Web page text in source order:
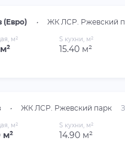
(Евро) • ЖК ЛСР. Ржевский
м² S кухни, м²
15.40 м²
• ЖК ЛСР. Ржевский парк
м²
м²
S кухни, м²
14.90 м²